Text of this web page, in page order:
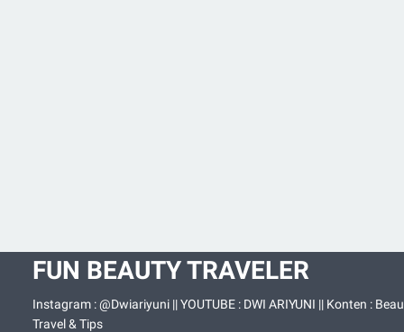
FUN BEAUTY TRAVELER
Instagram : @Dwiariyuni || YOUTUBE : DWI ARIYUNI || Konten :
Travel & Tips